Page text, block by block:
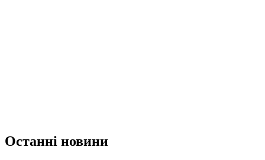
Останні новини